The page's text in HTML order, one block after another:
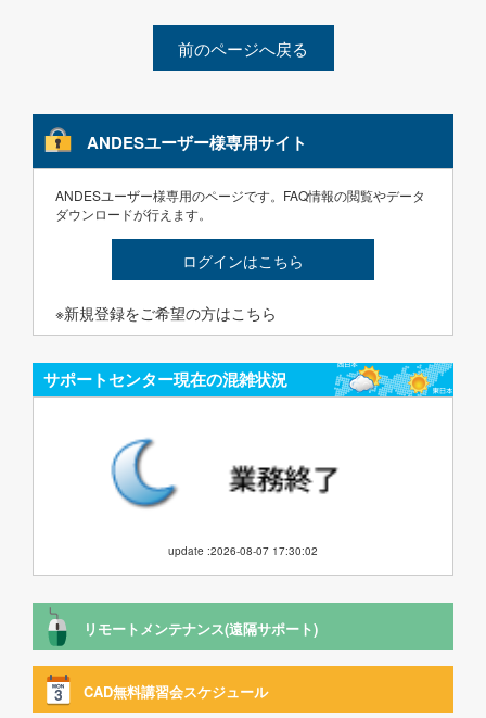
前のページへ戻る
ANDESユーザー様専用サイト
ANDESユーザー様専用のページです。FAQ情報の閲覧やデータ
ダウンロードが行えます。
ログインはこちら
※新規登録をご希望の方はこちら
サポートセンター現在の混雑状況
update :2026-08-07 17:30:02
リモートメンテナンス(遠隔サポート)
CAD無料講習会スケジュール